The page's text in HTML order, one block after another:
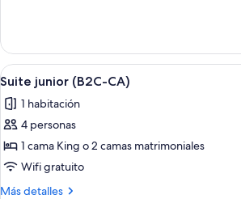
|
B2C-
CA)
junior
(Tropical
View
B2C-
CA)
Abrir
todas
las
fotos
de
Suite
junior
Habitación
4
Suite junior (B2C-CA)
1 habitación
4 personas
1 cama King o 2 camas matrimoniales
Wifi gratuito
Más detalles
Más